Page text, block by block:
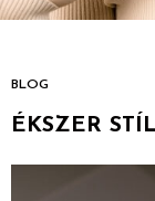
BLOG
ÉKSZER